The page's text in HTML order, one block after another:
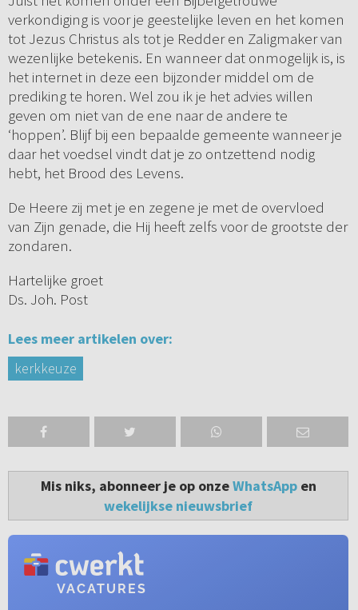
verkondiging is voor je geestelijke leven en het komen
tot Jezus Christus als tot je Redder en Zaligmaker van
wezenlijke betekenis. En wanneer dat onmogelijk is, is
het internet in deze een bijzonder middel om de
prediking te horen. Wel zou ik je het advies willen
geven om niet van de ene naar de andere te
‘hoppen’. Blijf bij een bepaalde gemeente wanneer je
daar het voedsel vindt dat je zo ontzettend nodig
hebt, het Brood des Levens.
De Heere zij met je en zegene je met de overvloed
van Zijn genade, die Hij heeft zelfs voor de grootste der
zondaren.
Hartelijke groet
Ds. Joh. Post
Lees meer artikelen over:
kerkkeuze
Mis niks, abonneer je op onzeWhatsAppen
wekelijkse nieuwsbrief